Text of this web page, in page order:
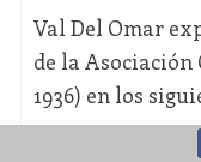
Val Del Omar
de la Asociación
1936) en los